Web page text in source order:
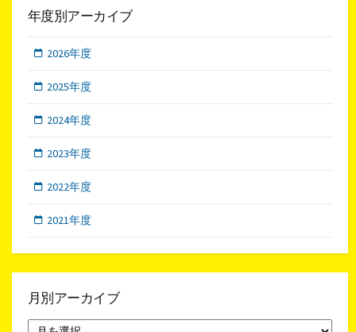
年度別アーカイブ
2026年度
2025年度
2024年度
2023年度
2022年度
2021年度
月別アーカイブ